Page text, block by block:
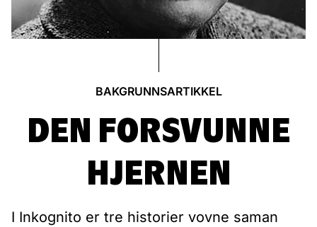
BAKGRUNNSARTIKKEL
DEN FORSVUNNE
HJERNEN
I Inkognito er tre historier vovne saman